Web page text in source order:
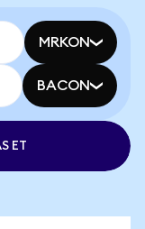
MRKON
BACON
ET